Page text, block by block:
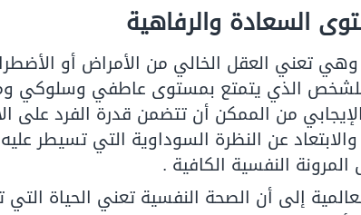
السعادة والرفاهية
تعني العقل الخالي من الأمراض أو
للشخص الذي يتمتع بمستوى عاطفي وسلوكي
من الممكن أن تتضمن قدرة الفرد على
عن النظرة السوداوية التي تسيطر
النفسية الكافية .
إلى أن الصحة النفسية تعني الحياة التي